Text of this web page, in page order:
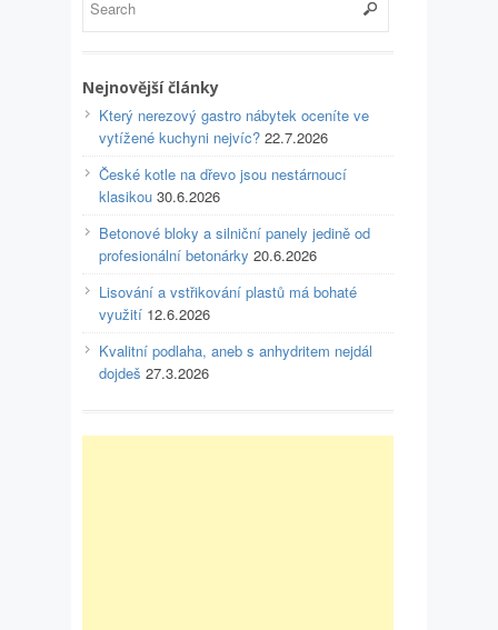
Nejnovější články
Který nerezový gastro nábytek oceníte ve
vytížené kuchyni nejvíc? 22.7.2026
České kotle na dřevo jsou nestárnoucí
klasikou 30.6.2026
Betonové bloky a silniční panely jedině od
profesionální betonárky 20.6.2026
Lisování a vstřikování plastů má bohaté
využití 12.6.2026
Kvalitní podlaha, aneb s anhydritem nejdál
dojdeš 27.3.2026